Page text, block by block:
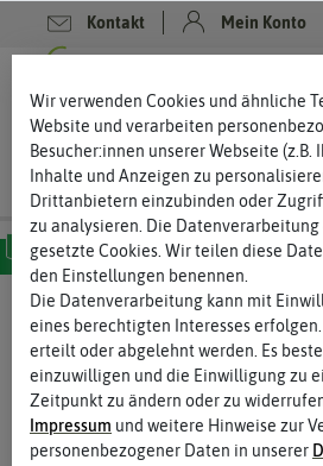
Kontakt Mein Konto
MILD SCHARF SEHR SCHARF EXTREM
Wir verwenden Cookies und ähnliche
Website und verarbeiten
Besucher:innen unserer Webseite (z.B.
Inhalte und Anzeigen zu
Drittanbietern einzubinden oder
zu analysieren. Die
gesetzte Cookies. Wir teilen diese
den Einstellungen benennen.
Die Datenverarbeitung kann mit
eines berechtigten Interesses
erteilt oder abgelehnt werden. Es
einzuwilligen und die Einwilligung zu
Zeitpunkt zu ändern oder zu
Impressum und weitere Hinweise zur
personenbezogener Daten in unserer